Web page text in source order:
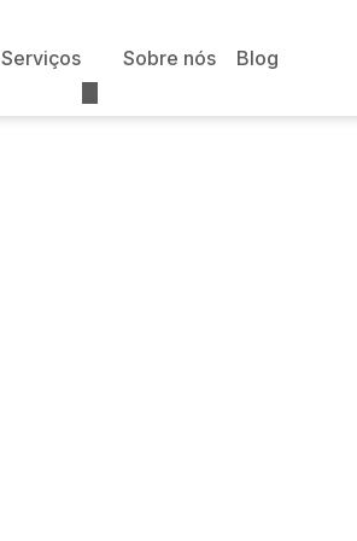
Blog
Sobre nós
Serviços